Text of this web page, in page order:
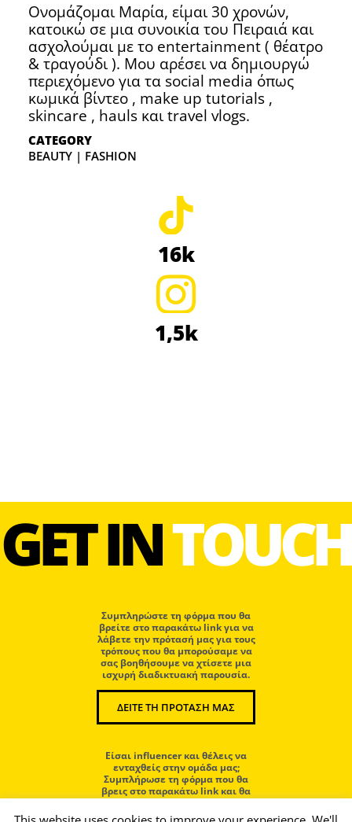
Ονομάζομαι Μαρία, είμαι 30 χρονών,
κατοικώ σε μια συνοικία του Πειραιά και
ασχολούμαι με το entertainment ( θέατρο
& τραγούδι ). Μου αρέσει να δημιουργώ
περιεχόμενο για τα social media όπως
κωμικά βίντεο , make up tutorials ,
skincare , hauls και travel vlogs.
CATEGORY
BEAUTY | FASHION
16k
1,5k
GET INTOUCH
Συμπληρώστε τη φόρμα που θα
βρείτε στο παρακάτω link για να
λάβετε την πρότασή μας για τους
τρόπους που θα μπορούσαμε να
σας βοηθήσουμε να χτίσετε μια
ισχυρή διαδικτυακή παρουσία.
ΔΕΙΤΕ ΤΗ ΠΡΟΤΑΣΗ ΜΑΣ
Eίσαι influencer και θέλεις να
ενταχθείς στην ομάδα μας;
Συμπλήρωσε τη φόρμα που θα
βρεις στο παρακάτω link και θα
επικοινωνήσουμε μαζί σου.